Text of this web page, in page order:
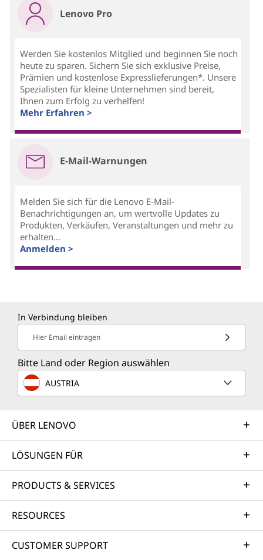
Lenovo Pro
Werden Sie kostenlos Mitglied und beginnen Sie noch
heute zu sparen. Sichern Sie sich exklusive Preise,
Prämien und kostenlose Expresslieferungen*. Unsere
Spezialisten für kleine Unternehmen sind bereit,
Ihnen zum Erfolg zu verhelfen!
Mehr Erfahren >
E-Mail-Warnungen
Melden Sie sich für die Lenovo E-Mail-
Benachrichtigungen an, um wertvolle Updates zu
Produkten, Verkäufen, Veranstaltungen und mehr zu
erhalten...
Anmelden >
In Verbindung bleiben
Hier Email eintragen
Bitte Land oder Region auswählen
AUSTRIA
ÜBER LENOVO
LÖSUNGEN FÜR
PRODUCTS & SERVICES
RESOURCES
CUSTOMER SUPPORT